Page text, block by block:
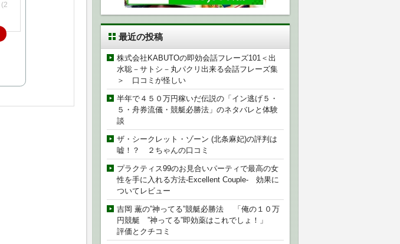
(2
最近の投稿
株式会社KABUTOの即効会話フレーズ101＜出
水聡－サトシ－丸パクリ出来る会話フレーズ集
＞ 口コミが怪しい
半年で４５０万円稼いだ伝説の「イン逃げ５・
５・舟券流儀・競艇必勝法」のネタバレと体験
談
ザ・シークレット・ゾーン (北条麻妃)の評判は
嘘！？ ２ちゃんの口コミ
プラクティス99のお見合いパーティで最高の女
性を手に入れる方法-Excellent Couple- 効果に
ついてレビュー
吉岡 薫の”神ってる”競艇必勝法 「俺の１０万
円競艇 ”神ってる”即効薬はこれでしょ！」
評価とクチコミ